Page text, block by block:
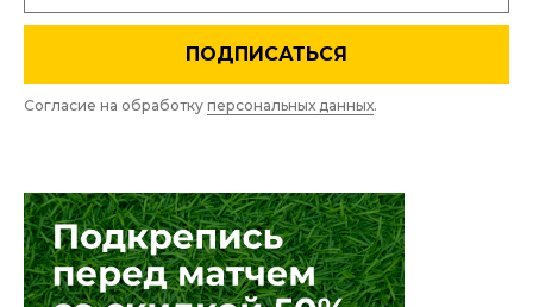
ПОДПИСАТЬСЯ
Согласие на обработку персональных данных.